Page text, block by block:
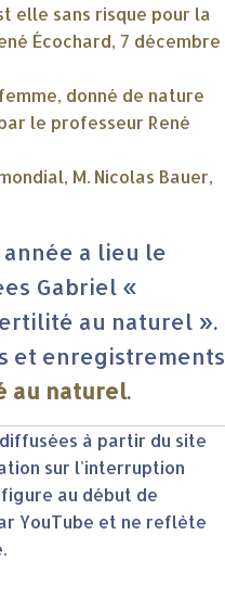
elle sans risque pour la
Écochard, 7 décembre
donné de nature
le professeur René
M. Nicolas Bauer,
a lieu le
Gabriel «
au naturel ».
et enregistrements
au naturel.
à partir du site
sur l'interruption
au début de
YouTube et ne reflète